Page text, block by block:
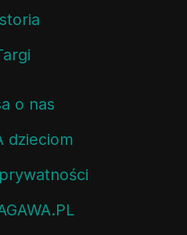
o nas
dzieciom